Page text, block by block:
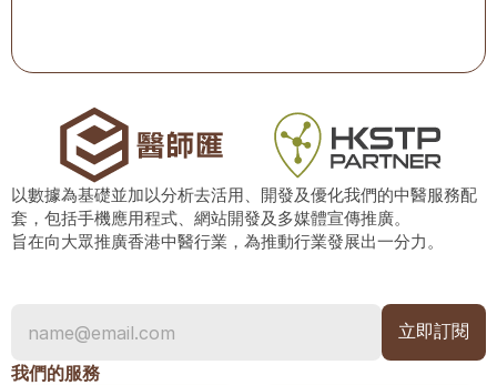
以數據為基礎並加以分析去活用、開發及優化我們的中醫服務配
套，包括手機應用程式、網站開發及多媒體宣傳推廣。
旨在向大眾推廣香港中醫行業，為推動行業發展出一分力。
我們的服務